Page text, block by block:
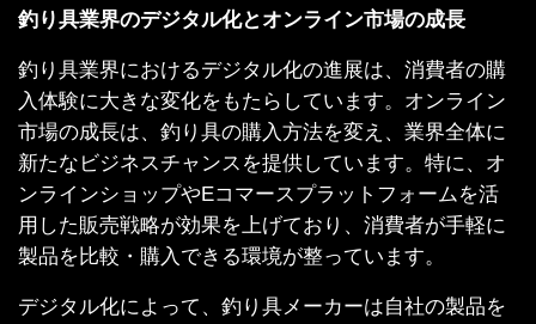
釣り具業界のデジタル化とオンライン市場の成長
釣り具業界におけるデジタル化の進展は、消費者の購
入体験に大きな変化をもたらしています。オンライン
市場の成長は、釣り具の購入方法を変え、業界全体に
新たなビジネスチャンスを提供しています。特に、オ
ンラインショップやEコマースプラットフォームを活
用した販売戦略が効果を上げており、消費者が手軽に
製品を比較・購入できる環境が整っています。
デジタル化によって、釣り具メーカーは自社の製品を